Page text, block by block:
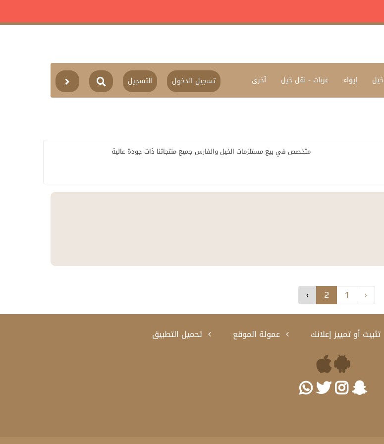
خيل إيواء عربات - نقل خيل آخرى التسجيل تسجيل الدخول
متخصص في بيع مستلزمات الخيل والفارس جميع منتجاتنا ذات جودة عالية
‹
1
2
›
تثبيت أو تمييز إعلانك عمولة الموقع تحميل التطبيق